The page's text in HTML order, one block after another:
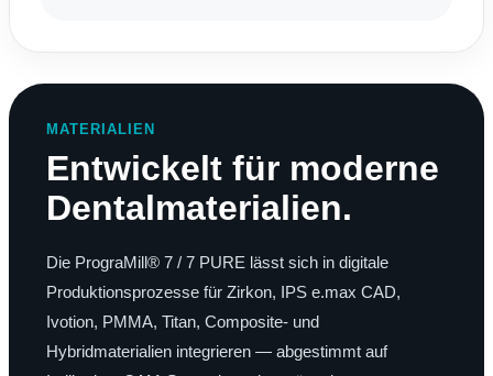
MATERIALIEN
Entwickelt für moderne
Dentalmaterialien.
Die PrograMill® 7 / 7 PURE lässt sich in digitale
Produktionsprozesse für Zirkon, IPS e.max CAD,
Ivotion, PMMA, Titan, Composite- und
Hybridmaterialien integrieren — abgestimmt auf